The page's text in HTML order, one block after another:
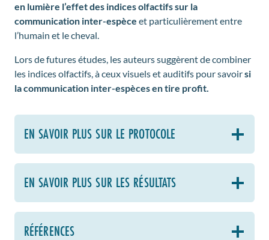
en lumière l’effet des indices olfactifs sur la
communication inter-espèce et particulièrement entre
l’humain et le cheval.
Lors de futures études, les auteurs suggèrent de combiner
les indices olfactifs, à ceux visuels et auditifs pour savoirsi
la communication inter-espèces en tire profit.
EN SAVOIR PLUS SUR LE PROTOCOLE
EN SAVOIR PLUS SUR LES RÉSULTATS
RÉFÉRENCES